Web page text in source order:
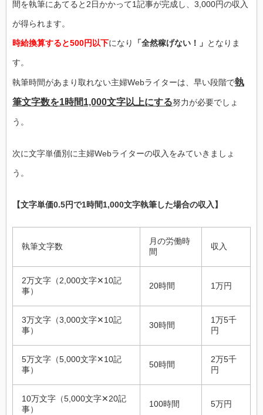
間を執筆にあてると2日かかって1記事が完成し、3,000円の収入
が得られます。
時給換算すると500円以下になり 「全然稼げない！」 となりま
す。
執筆時間があまり取れない主婦Webライターは、早い段階で執
筆文字数を1時間1,000文字以上にする努力が必要でしょ
う。
次に文字単価別に主婦Webライターの収入をみていきましょ
う。
【文字単価0.5円で1時間1,000文字執筆した場合の収入】
執筆文字数
月の労働時
間
収入
2万文字（2,000文字✕10記
事）
20時間 1万円
3万文字（3,000文字✕10記
事）
30時間
1万5千
円
5万文字（5,000文字✕10記
事）
50時間
2万5千
円
10万文字（5,000文字✕20記
事）
100時間 5万円